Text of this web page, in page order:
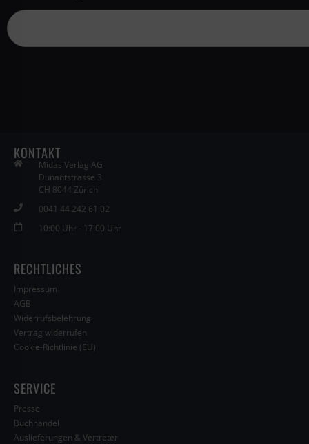
KONTAKT
Midas Verlag AG
Dunantstrasse 3
CH 8044 Zürich
0041 44 242 61 02
10:00 Uhr - 17:00 Uhr
RECHTLICHES
Impressum
AGB
Widerrufsbelehrung
Vertrag widerrufen
Cookie-Richtlinie (EU)
SERVICE
Presse
Buchhandel
Auslieferungen & Vertreter